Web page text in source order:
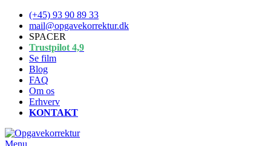
Spring
indhold
(+45) 93 90 89 33
mail@opgavekorrektur.dk
SPACER
Trustpilot 4,9
Se film
Blog
FAQ
Om os
Erhverv
KONTAKT
Menu